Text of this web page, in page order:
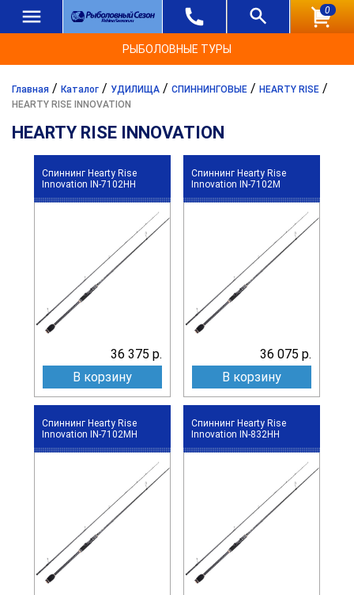
0
РЫБОЛОВНЫЕ ТУРЫ
Главная / Каталог / УДИЛИЩА / СПИННИНГОВЫЕ / HEARTY RISE /
HEARTY RISE INNOVATION
HEARTY RISE INNOVATION
Спиннинг Hearty Rise
Innovation IN-7102HH
36 375 р.
В корзину
Спиннинг Hearty Rise
Innovation IN-7102M
36 075 р.
В корзину
Спиннинг Hearty Rise
Innovation IN-7102MH
Спиннинг Hearty Rise
Innovation IN-832HH